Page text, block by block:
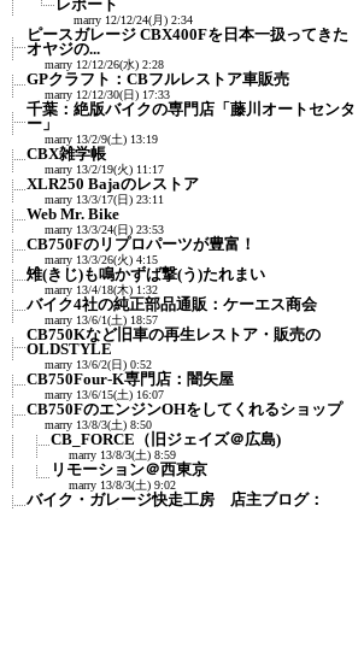
レポート
marry 12/12/24(月) 2:34
ピースガレージ CBX400Fを日本一扱ってきた
オヤジの...
marry 12/12/26(水) 2:28
GPクラフト：CBフルレストア車販売
marry 12/12/30(日) 17:33
千葉：絶版バイクの専門店「藤川オートセンタ
ー」
marry 13/2/9(土) 13:19
CBX雑学帳
marry 13/2/19(火) 11:17
XLR250 Bajaのレストア
marry 13/3/17(日) 23:11
Web Mr. Bike
marry 13/3/24(日) 23:53
CB750Fのリプロパーツが豊富！
marry 13/3/26(火) 4:15
雉(きじ)も鳴かずば撃(う)たれまい
marry 13/4/18(木) 1:32
バイク4社の純正部品通販：ケーエス商会
marry 13/6/1(土) 18:57
CB750Kなど旧車の再生レストア・販売の
OLDSTYLE
marry 13/6/2(日) 0:52
CB750Four-K専門店：闇矢屋
marry 13/6/15(土) 16:07
CB750FのエンジンOHをしてくれるショップ
marry 13/8/3(土) 8:50
CB_FORCE（旧ジェイズ＠広島)
marry 13/8/3(土) 8:59
リモーション＠西東京
marry 13/8/3(土) 9:02
バイク・ガレージ快走工房 店主ブログ：